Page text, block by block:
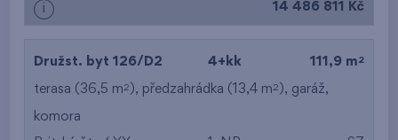
i 14 486 811 Kč
Družst. byt 126/D2 4+kk 111,9 m 2
terasa (36,5 m2 ), předzahrádka (13,4 m2 ), garáž,
komora